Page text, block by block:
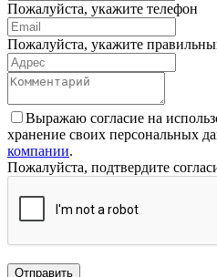
Пожалуйста, укажите телефон
Пожалуйста, укажите
Выражаю согласие на
хранение своих персональных
компании.
Пожалуйста, подтвердите
Отправить